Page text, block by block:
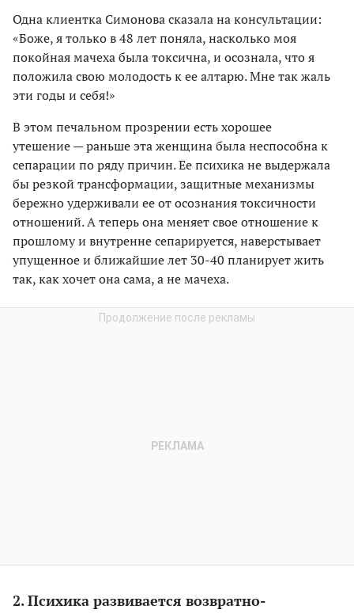
Одна клиентка Симонова сказала на консультации:
«Боже, я только в 48 лет поняла, насколько моя
покойная мачеха была токсична, и осознала, что я
положила свою молодость к ее алтарю. Мне так жаль
эти годы и себя!»
В этом печальном прозрении есть хорошее
утешение — раньше эта женщина была неспособна к
сепарации по ряду причин. Ее психика не выдержала
бы резкой трансформации, защитные механизмы
бережно удерживали ее от осознания токсичности
отношений. А теперь она меняет свое отношение к
прошлому и внутренне сепарируется, наверстывает
упущенное и ближайшие лет 30-40 планирует жить
так, как хочет она сама, а не мачеха.
2. Психика развивается возвратно-